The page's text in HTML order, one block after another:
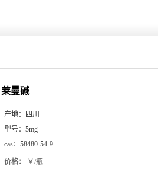
莱曼碱
产地：
四川
型号： 5mg
cas： 58480-54-9
价格： ￥/瓶